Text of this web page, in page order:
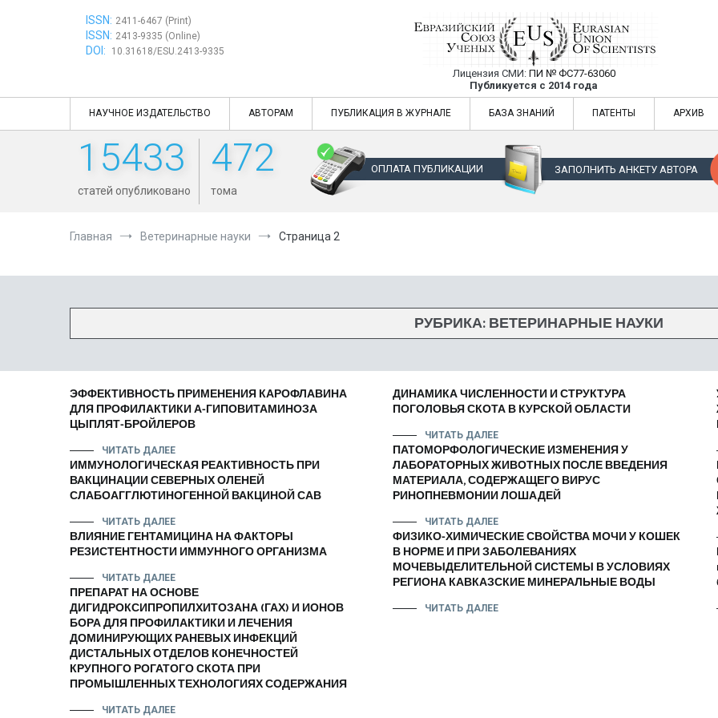
ISSN: 2411-6467 (Print)
ISSN: 2413-9335 (Online)
DOI: 10.31618/ESU.2413-9335
Евразийский Союз Ученых —
Лицензия СМИ: ПИ № ФС77-63060
Публикуется с 2014 года
Евразийский Союз Ученых — публикация научных статей в
НАУЧНОЕ ИЗДАТЕЛЬСТВО АВТОРАМ ПУБЛИКАЦИЯ В ЖУРНАЛЕ БАЗА ЗНАНИЙ ПАТЕНТЫ АРХИВ
15433
статей опубликовано
472
тома
ОПЛАТА ПУБЛИКАЦИИ ЗАПОЛНИТЬ АНКЕТУ АВТОРА
Главная Ветеринарные науки Страница 2
РУБРИКА:ВЕТЕРИНАРНЫЕ НАУКИ
ЭФФЕКТИВНОСТЬ ПРИМЕНЕНИЯ КАРОФЛАВИНА
ДЛЯ ПРОФИЛАКТИКИ А-ГИПОВИТАМИНОЗА
ЦЫПЛЯТ-БРОЙЛЕРОВ
ЧИТАТЬ ДАЛЕЕ
ДИНАМИКА ЧИСЛЕННОСТИ И СТРУКТУРА
ПОГОЛОВЬЯ СКОТА В КУРСКОЙ ОБЛАСТИ
ЧИТАТЬ ДАЛЕЕ
ПАТОМОРФОЛОГИЧЕСКИЕ ИЗМЕНЕНИЯ У
ЛАБОРАТОРНЫХ ЖИВОТНЫХ ПОСЛЕ ВВЕДЕНИЯ
МАТЕРИАЛА, СОДЕРЖАЩЕГО ВИРУС
РИНОПНЕВМОНИИ ЛОШАДЕЙ
ЧИТАТЬ ДАЛЕЕ
ИММУНОЛОГИЧЕСКАЯ РЕАКТИВНОСТЬ ПРИ
ВАКЦИНАЦИИ СЕВЕРНЫХ ОЛЕНЕЙ
СЛАБОАГГЛЮТИНОГЕННОЙ ВАКЦИНОЙ САВ
ЧИТАТЬ ДАЛЕЕ
ВЛИЯНИЕ ГЕНТАМИЦИНА НА ФАКТОРЫ
РЕЗИСТЕНТНОСТИ ИММУННОГО ОРГАНИЗМА
ЧИТАТЬ ДАЛЕЕ
ФИЗИКО-ХИМИЧЕСКИЕ СВОЙСТВА МОЧИ У КОШЕК
В НОРМЕ И ПРИ ЗАБОЛЕВАНИЯХ
МОЧЕВЫДЕЛИТЕЛЬНОЙ СИСТЕМЫ В УСЛОВИЯХ
РЕГИОНА КАВКАЗСКИЕ МИНЕРАЛЬНЫЕ ВОДЫ
ЧИТАТЬ ДАЛЕЕ
ПРЕПАРАТ НА ОСНОВЕ
ДИГИДРОКСИПРОПИЛХИТОЗАНА (ГАХ) И ИОНОВ
БОРА ДЛЯ ПРОФИЛАКТИКИ И ЛЕЧЕНИЯ
ДОМИНИРУЮЩИХ РАНЕВЫХ ИНФЕКЦИЙ
ДИСТАЛЬНЫХ ОТДЕЛОВ КОНЕЧНОСТЕЙ
КРУПНОГО РОГАТОГО СКОТА ПРИ
ПРОМЫШЛЕННЫХ ТЕХНОЛОГИЯХ СОДЕРЖАНИЯ
ЧИТАТЬ ДАЛЕЕ